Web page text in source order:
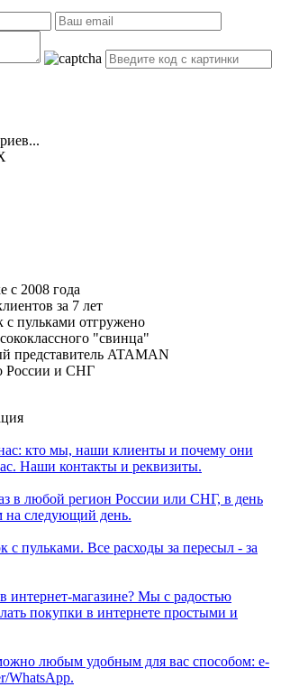
с 2008 года
за 7 лет
с пульками отгружено
"свинца"
представитель ATAMAN
России и СНГ
кто мы, наши клиенты и почему они
Наши контакты и реквизиты.
в любой регион России или СНГ, в день
следующий день.
пульками. Все расходы за пересыл - за
интернет-магазине? Мы с радостью
покупки в интернете простыми и
любым удобным для вас способом: e-
WhatsApp.